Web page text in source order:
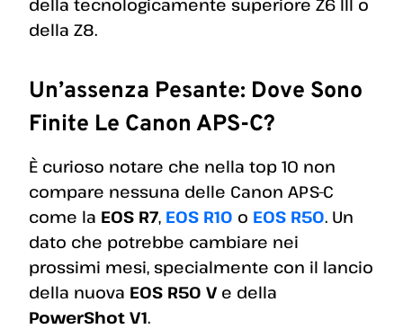
della Z8.
Un’assenza Pesante: Dove Sono
Finite Le Canon APS-C?
È curioso notare che nella top 10 non
compare nessuna delle Canon APS-C
come la EOS R7, EOS R10 o EOS R50. Un
dato che potrebbe cambiare nei
prossimi mesi, specialmente con il lancio
della nuova EOS R50 V e della
PowerShot V1.